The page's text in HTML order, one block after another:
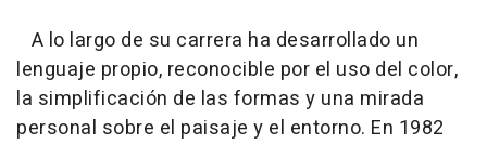
A lo largo de su carrera ha desarrollado un
lenguaje propio, reconocible por el uso del color,
la simplificación de las formas y una mirada
personal sobre el paisaje y el entorno. En 1982